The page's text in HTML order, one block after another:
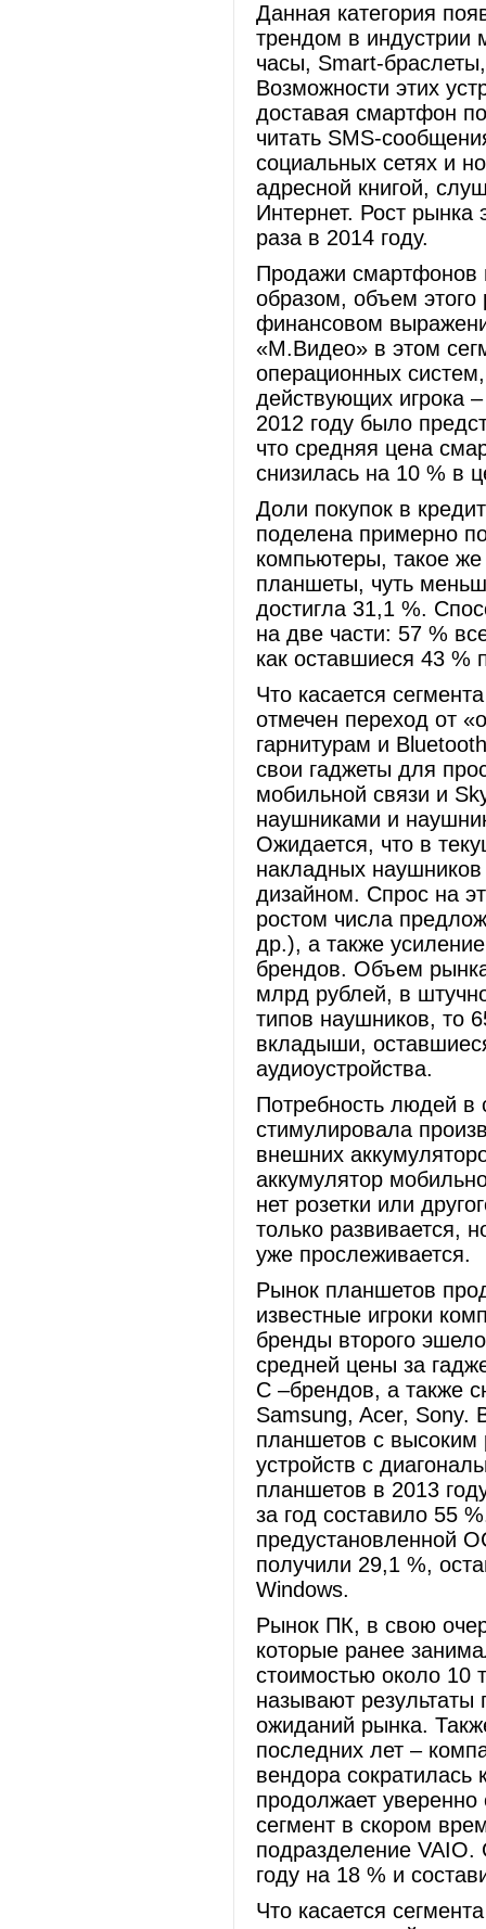
Данная категория
трендом в индустрии
часы, Smart-
Возможности этих
доставая смартфон
читать SMS-
социальных сетях и
адресной книгой,
Интернет. Рост рынка
раза в 2014 году.
Продажи смартфонов
образом, объем
финансовом
«М.Видео» в этом
операционных
действующих игрока
2012 году было
что средняя цена
снизилась на 10 % в
Доли покупок в
поделена примерно
компьютеры, такое
планшеты, чуть
достигла 31,1 %.
на две части: 57 %
как оставшиеся 43 %
Что касается
отмечен переход от
гарнитурам и
свои гаджеты для
мобильной связи и
наушниками и
Ожидается, что в
накладных
дизайном. Спрос на
ростом числа
др.), а также
брендов. Объем
млрд рублей, в
типов наушников, то
вкладыши,
аудиоустройства.
Потребность людей в
стимулировала
внешних
аккумулятор
нет розетки или
только развивается,
уже прослеживается.
Рынок планшетов
известные игроки
бренды второго
средней цены за
C –брендов, а также
Samsung, Acer, Sony.
планшетов с
устройств с
планшетов в 2013
за год составило 55
предустановленной
получили 29,1 %,
Windows.
Рынок ПК, в свою
которые ранее
стоимостью около 10
называют
ожиданий рынка.
последних лет –
вендора сократилась
продолжает
сегмент в скором
подразделение VAIO.
году на 18 % и
Что касается